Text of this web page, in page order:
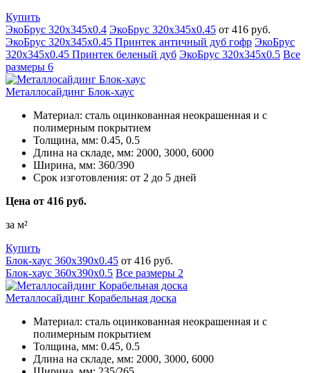
Купить
ЭкоБрус 320х345х0.4 ЭкоБрус 320х345х0.45 от 416 руб.
ЭкоБрус 320х345х0.45 Принтек античный дуб гофр ЭкоБрус
320х345х0.45 Принтек беленый дуб ЭкоБрус 320х345х0.5 Все
размеры 6
Металлосайдинг Блок-хаус
Материал: сталь оцинкованная неокрашенная и с
полимерным покрытием
Толщина, мм: 0.45, 0.5
Длина на складе, мм: 2000, 3000, 6000
Ширина, мм: 360/390
Срок изготовления: от 2 до 5 дней
Цена от 416 руб.
за м²
Купить
Блок-хаус 360х390х0.45 от 416 руб.
Блок-хаус 360х390х0.5 Все размеры 2
Металлосайдинг Корабельная доска
Материал: сталь оцинкованная неокрашенная и с
полимерным покрытием
Толщина, мм: 0.45, 0.5
Длина на складе, мм: 2000, 3000, 6000